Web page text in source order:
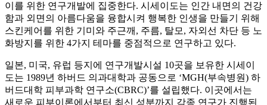
이를 위한 연구개발에 집중한다. 시세이도는 인간 내면의 건강
함과 외면의 아름다움을 융합시켜 행복한 인생을 만들기 위해
스킨케어를 위한 기미와 주근깨, 주름, 탈모, 자외선 차단 등 노
화방지를 위한 4가지 테마를 중점적으로 연구하고 있다.
일본, 미국, 유럽 등지에 연구개발시설 10곳을 보유한 시세이
도는 1989년 하버드 의과대학과 공동으로 ‘MGH(부속병원) 하
버드대학 피부과학 연구소(CBRC)’를 설립했다. 이곳에서는
새로운 피부이론에서부터 최신 성분까지 각종 연구가 진행된